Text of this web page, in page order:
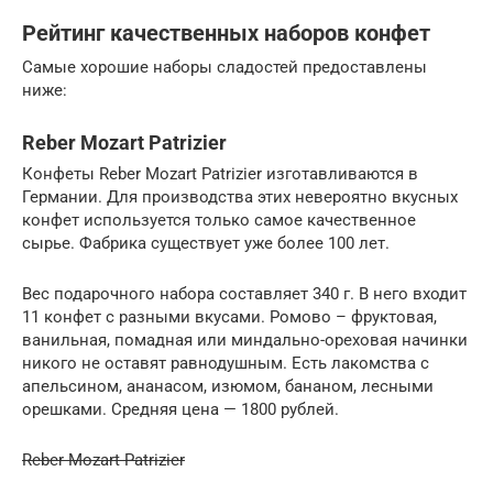
Рейтинг качественных наборов конфет
Самые хорошие наборы сладостей предоставлены
ниже:
Reber Mozart Patrizier
Конфеты Reber Mozart Patrizier изготавливаются в
Германии. Для производства этих невероятно вкусных
конфет используется только самое качественное
сырье. Фабрика существует уже более 100 лет.
Вес подарочного набора составляет 340 г. В него входит
11 конфет с разными вкусами. Ромово – фруктовая,
ванильная, помадная или миндально-ореховая начинки
никого не оставят равнодушным. Есть лакомства с
апельсином, ананасом, изюмом, бананом, лесными
орешками. Средняя цена — 1800 рублей.
Reber Mozart Patrizier